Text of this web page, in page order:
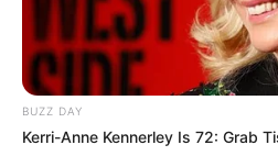
BUZZ DAY
Kerri-Anne Kennerley Is 72: Grab